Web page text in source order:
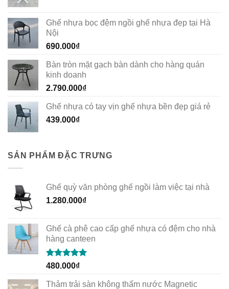
Ghế nhựa bọc đệm ngồi ghế nhựa đẹp tại Hà
Nội
690.000₫
Bàn tròn mặt gạch bàn dành cho hàng quán
kinh doanh
2.790.000₫
Ghế nhựa có tay vịn ghế nhựa bền đẹp giá rẻ
439.000₫
SẢN PHẨM ĐẶC TRƯNG
Ghế quỳ văn phòng ghế ngồi làm việc tại nhà
1.280.000₫
Ghế cà phê cao cấp ghế nhựa có đệm cho nhà
hàng canteen
Rated5.00
480.000₫
Thảm trải sàn không thấm nước Magnetic